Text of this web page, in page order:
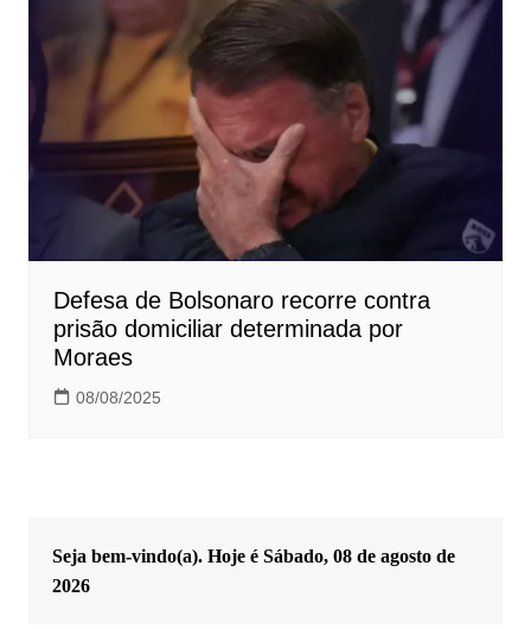
Defesa de Bolsonaro recorre contra
prisão domiciliar determinada por
Moraes
08/08/2025
Seja bem-vindo(a). Hoje é Sábado, 08 de agosto de
2026